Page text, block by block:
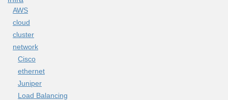
AWS
cloud
cluster
network
Cisco
ethernet
Juniper
Load Balancing